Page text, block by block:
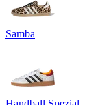
Samba